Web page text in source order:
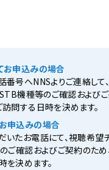
お申込みの場合
番号へNNSよりご連絡して
STB機種等のご確認および
訪問する日時を決めます。
申込みの場合
いたお電話にて、視聴希望
ご確認およびご契約のため
を決めます。